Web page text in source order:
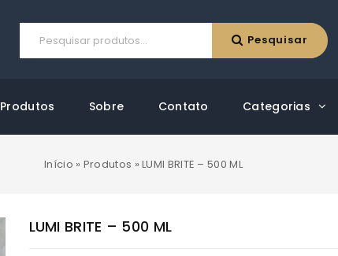
Pesquisar
Produtos Sobre Contato Categorias
Início » Produtos »LUMI BRITE – 500 ML
LUMI BRITE – 500 ML